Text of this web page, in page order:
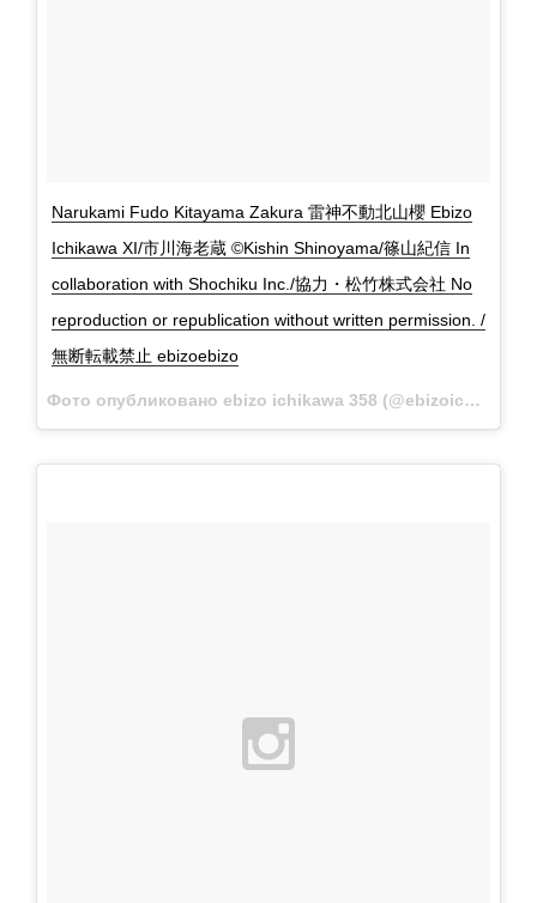
Narukami Fudo Kitayama Zakura 雷神不動北山櫻 Ebizo
Ichikawa XI/市川海老蔵 ©Kishin Shinoyama/篠山紀信 In
collaboration with Shochiku Inc./協力・松竹株式会社 No
reproduction or republication without written permission. /
無断転載禁止 ebizoebizo
Фото опубликовано ebizo ichikawa 358 (@ebizoichikawa.ebizoichikawa)